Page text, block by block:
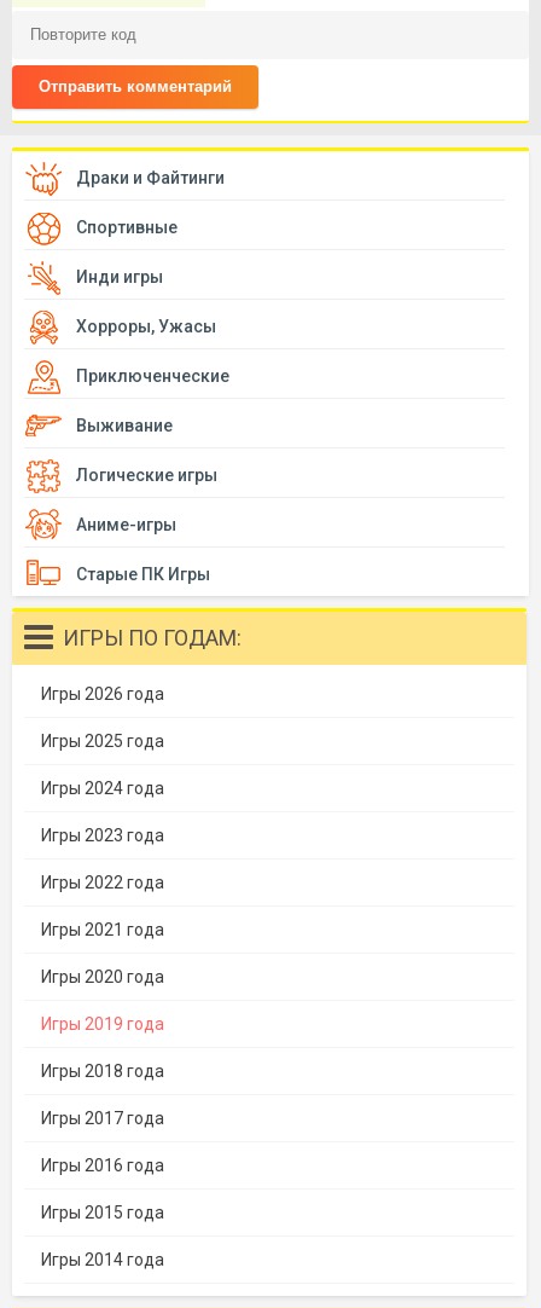
Отправить комментарий
Драки и Файтинги
Спортивные
Инди игры
Хорроры, Ужасы
Приключенческие
Выживание
Логические игры
Аниме-игры
Старые ПК Игры
ИГРЫ ПО ГОДАМ:
Игры 2026 года
Игры 2025 года
Игры 2024 года
Игры 2023 года
Игры 2022 года
Игры 2021 года
Игры 2020 года
Игры 2019 года
Игры 2018 года
Игры 2017 года
Игры 2016 года
Игры 2015 года
Игры 2014 года